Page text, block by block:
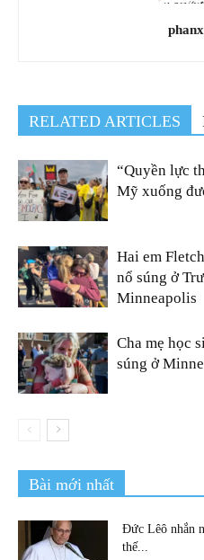
RELATED ARTICLES
“Quyền lực
Mỹ xuống
Hai em
nổ súng ở
Minneapolis
Cha mẹ học
súng ở
Bài mới nhất
Đức Lêô nhắn
thế...